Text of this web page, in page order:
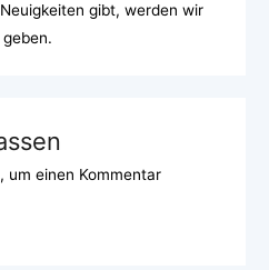
gibt, werden wir
um einen Kommentar